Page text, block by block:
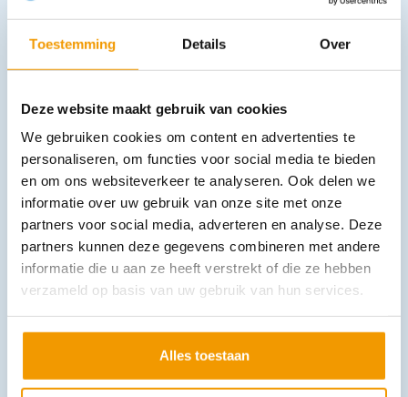
Toestemming Details Over
Deze website maakt gebruik van cookies
We gebruiken cookies om content en advertenties te
personaliseren, om functies voor social media te bieden
en om ons websiteverkeer te analyseren. Ook delen we
informatie over uw gebruik van onze site met onze
partners voor social media, adverteren en analyse. Deze
partners kunnen deze gegevens combineren met andere
informatie die u aan ze heeft verstrekt of die ze hebben
verzameld op basis van uw gebruik van hun services.
Alles toestaan
Andere producten in deze
categorie:
Plug-in lader tbv Li-Ion oplaadbare batterij 3,5 V ri-accu
€ 180,29 incl. btw
149 excl. btw
In winkelwagen
Leverbaar